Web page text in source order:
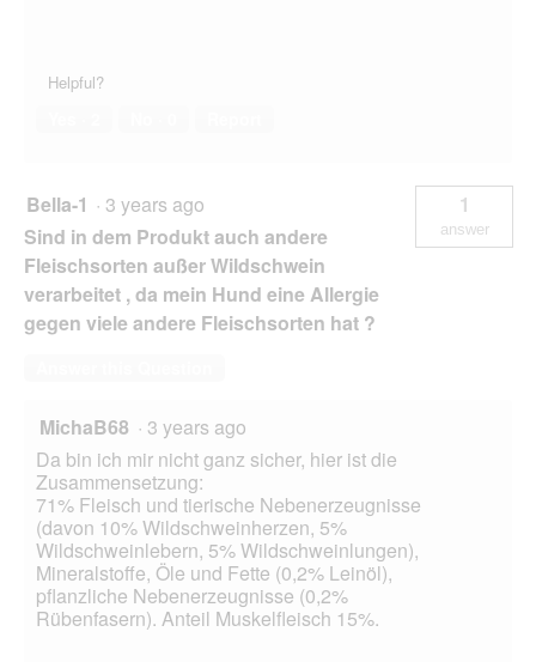
Helpful?
Bella-1 · 3 years ago
Sind in dem Produkt auch andere
Fleischsorten außer Wildschwein
verarbeitet , da mein Hund eine Allergie
gegen viele andere Fleischsorten hat ?
1
answer
MichaB68 · 3 years ago
Da bin ich mir nicht ganz sicher, hier ist die
Zusammensetzung:
71% Fleisch und tierische Nebenerzeugnisse
(davon 10% Wildschweinherzen, 5%
Wildschweinlebern, 5% Wildschweinlungen),
Mineralstoffe, Öle und Fette (0,2% Leinöl),
pflanzliche Nebenerzeugnisse (0,2%
Rübenfasern). Anteil Muskelfleisch 15%.